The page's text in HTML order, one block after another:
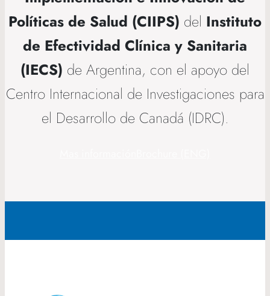
Políticas de Salud (CIIPS) del Instituto
de Efectividad Clínica y Sanitaria
(IECS) de Argentina, con el apoyo del
Centro Internacional de Investigaciones para
el Desarrollo de Canadá (IDRC).